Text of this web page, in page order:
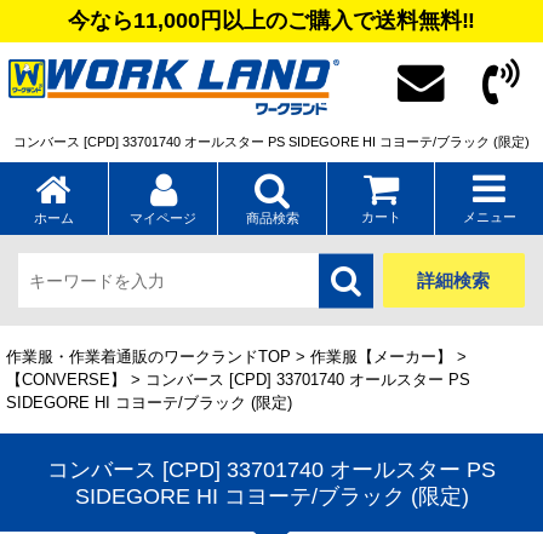
今なら11,000円以上のご購入で送料無料‼
コンバース [CPD] 33701740 オールスター PS SIDEGORE HI コヨーテ/ブラック (限定)
ホーム マイページ 商品検索 カート メニュー
詳細検索
作業服・作業着通販のワークランドTOP > 作業服【メーカー】
>
【CONVERSE】
> コンバース [CPD] 33701740 オールスター PS
SIDEGORE HI コヨーテ/ブラック (限定)
コンバース [CPD] 33701740 オールスター PS
SIDEGORE HI コヨーテ/ブラック (限定)